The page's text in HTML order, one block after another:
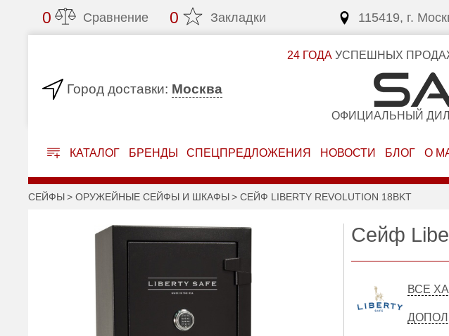
0 Сравнение 0 Закладки 115419, г.
Город доставки: Москва
24 ГОДАУСПЕШНЫХ
ОФИЦИАЛЬНЫЙ
КАТАЛОГ БРЕНДЫ СПЕЦПРЕДЛОЖЕНИЯ НОВОСТИ БЛОГ О
СЕЙФЫ ОРУЖЕЙНЫЕ СЕЙФЫ И ШКАФЫ СЕЙФ LIBERTY REVOLUTION 18BKT
Сейф
ВСЕ